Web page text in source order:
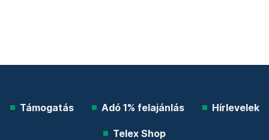
Támogatás Adó 1% felajánlás Hírlevelek
Telex Shop